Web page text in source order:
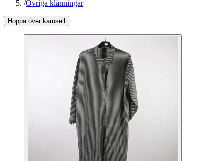
/Övriga klänningar
Hoppa över karusell